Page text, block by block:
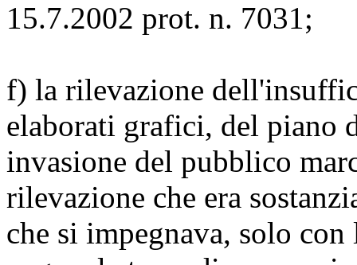
15.7.2002 prot. n. 7031;
f) la rilevazione
elaborati grafici, del piano
invasione del pubblico
rilevazione che era
che si impegnava, solo